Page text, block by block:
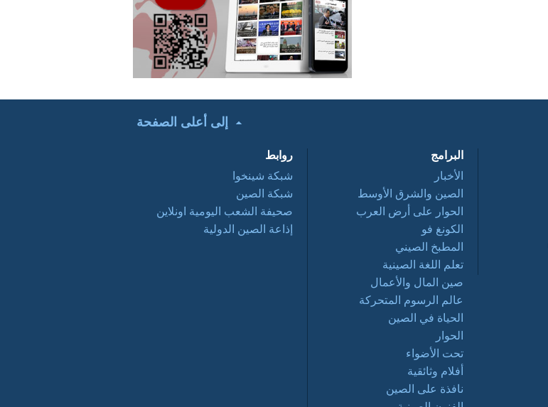
أفلام وثائقية: عصر
الهجرة العظمي 2016
03 29
تحت الأضواء: التعاون
أفلام وثائقية: عبور
إلى أعلى الصفحة
البرامج
الأخبار
الصين والشرق الأوسط
الحوار على أرض العرب
الكونغ فو
المطبخ الصيني
تعلم اللغة الصينية
صين المال والأعمال
عالم الرسوم المتحركة
الحياة في الصين
الحوار
تحت الأضواء
أفلام وثائقية
نافذة على الصين
روابط
شبكة شينخوا
شبكة الصين
صحيفة الشعب اليومية اونلاين
إذاعة الصين الدولية